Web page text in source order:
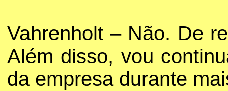
Vahrenholt – Não. De
Além disso, vou
da empresa durante